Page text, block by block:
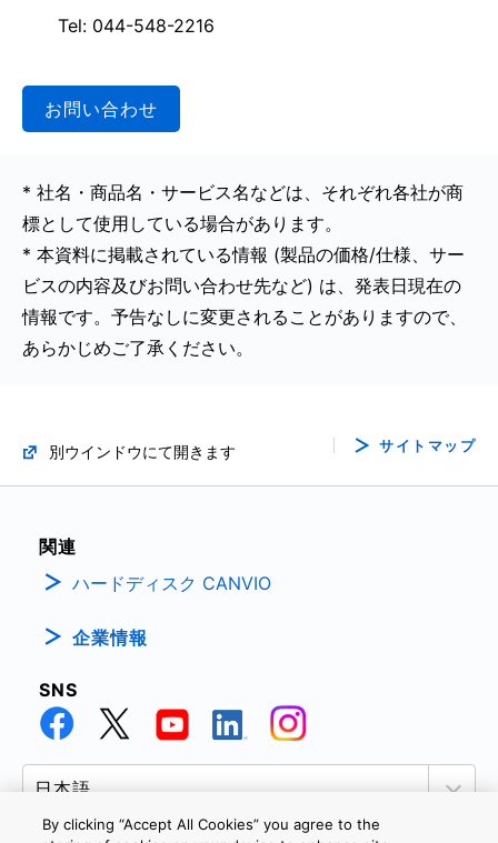
Tel: 044-548-2216
お問い合わせ
* 社名・商品名・サービス名などは、それぞれ各社が商
標として使用している場合があります。
* 本資料に掲載されている情報 (製品の価格/仕様、サー
ビスの内容及びお問い合わせ先など) は、発表日現在の
情報です。予告なしに変更されることがありますので、
あらかじめご了承ください。
別ウインドウにて開きます サイトマップ
関連
ハードディスク CANVIO
企業情報
SNS
By clicking “Accept All Cookies” you agree to the